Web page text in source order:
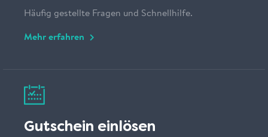
Häufig gestellte Fragen und Schnellhilfe.
Mehr erfahren
Gutschein einlösen